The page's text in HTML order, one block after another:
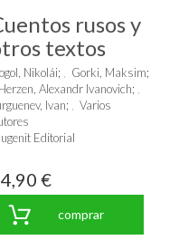
rusos y
textos
Nikolái; Gorki, Maksim;
Herzen, Alexandr Ivanovich;
Ivan;
Varios
Editorial
€
comprar